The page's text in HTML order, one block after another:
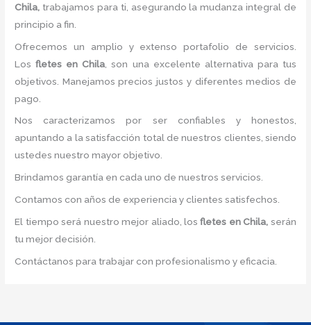
Chila, trabajamos para ti, asegurando la mudanza integral de
principio a fin.
Ofrecemos un amplio y extenso portafolio de servicios.
Losfletes en Chila , son una excelente alternativa para tus
objetivos. Manejamos precios justos y diferentes medios de
pago.
Nos caracterizamos por ser confiables y honestos,
apuntando a la satisfacción total de nuestros clientes, siendo
ustedes nuestro mayor objetivo.
Brindamos garantía en cada uno de nuestros servicios.
Contamos con años de experiencia y clientes satisfechos.
El tiempo será nuestro mejor aliado, losfletes en Chila, serán
tu mejor decisión.
Contáctanos para trabajar con profesionalismo y eficacia.